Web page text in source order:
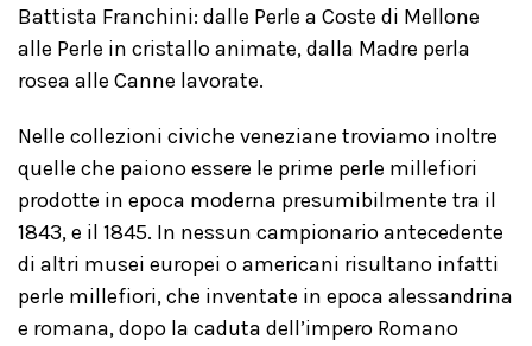
Battista Franchini: dalle Perle a Coste di Mellone
alle Perle in cristallo animate, dalla Madre perla
rosea alle Canne lavorate.
Nelle collezioni civiche veneziane troviamo inoltre
quelle che paiono essere le prime perle millefiori
prodotte in epoca moderna presumibilmente tra il
1843, e il 1845. In nessun campionario antecedente
di altri musei europei o americani risultano infatti
perle millefiori, che inventate in epoca alessandrina
e romana, dopo la caduta dell’impero Romano